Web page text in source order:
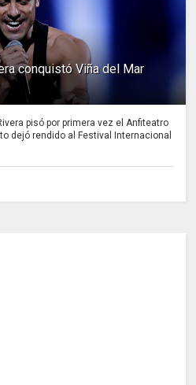
conquistó Viña del Mar
pisó por primera vez el Anfiteatro
dejó rendido al Festival Internacional